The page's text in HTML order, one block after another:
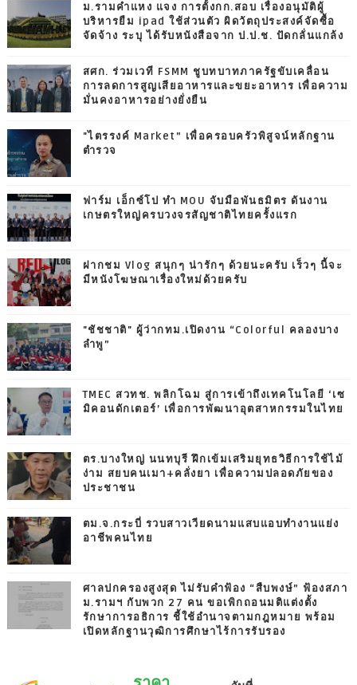
ม.รามคำแหง แจง การตั้งกก.สอบ เรื่องอนุมัติผู้
บริหารยืม ipad ใช้ส่วนตัว ผิดวัตถุประสงค์จัดซื้อ
จัดจ้าง ระบุ ได้รับหนังสือจาก ป.ป.ช. ปัดกลั่นแกล้ง
สศก. ร่วมเวที FSMM ชูบทบาทภาครัฐขับเคลื่อน
การลดการสูญเสียอาหารและขยะอาหาร เพื่อความ
มั่นคงอาหารอย่างยั่งยืน
"ไตรรงค์ Market” เพื่อครอบครัวพิสูจน์หลักฐาน
ตำรวจ
ฟาร์ม เอ็กซ์โป ทำ MOU จับมือพันธมิตร ดันงาน
เกษตรใหญ่ครบวงจรสัญชาติไทยครั้งแรก
ฝากชม Vlog สนุกๆ น่ารักๆ ด้วยนะครับ เร็วๆ นี้จะ
มีหนังโฆษณาเรื่องใหม่ด้วยครับ
"ชัชชาติ" ผู้ว่ากทม.เปิดงาน “Colorful คลองบาง
ลำพู”
TMEC สวทช. พลิกโฉม สู่การเข้าถึงเทคโนโลยี ‘เซ
มิคอนดักเตอร์’ เพื่อการพัฒนาอุตสาหกรรมในไทย
ตร.บางใหญ่ นนทบุรี ฝึกเข้มเสริมยุทธวิธีการใช้ไม้
ง่าม สยบคนเมา+คลั่งยา เพื่อความปลอดภัยของ
ประชาชน
ตม.จ.กระบี่ รวบสาวเวียดนามแสบแอบทำงานแย่ง
อาชีพคนไทย
ศาลปกครองสูงสุด ไม่รับคำฟ้อง “สืบพงษ์” ฟ้องสภา
ม.รามฯ กับพวก 27 คน ขอเพิกถอนมติแต่งตั้ง
รักษาการอธิการ ชี้ใช้อำนาจตามกฎหมาย พร้อม
เปิดหลักฐานวุฒิการศึกษาไร้การรับรอง